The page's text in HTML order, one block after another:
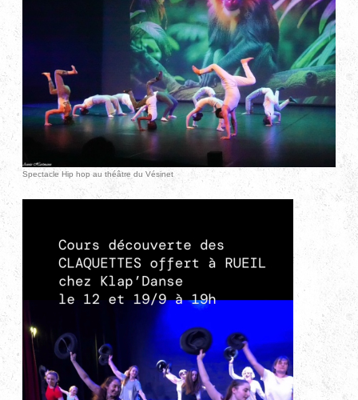
Spectacle Hip hop au théâtre du Vésinet